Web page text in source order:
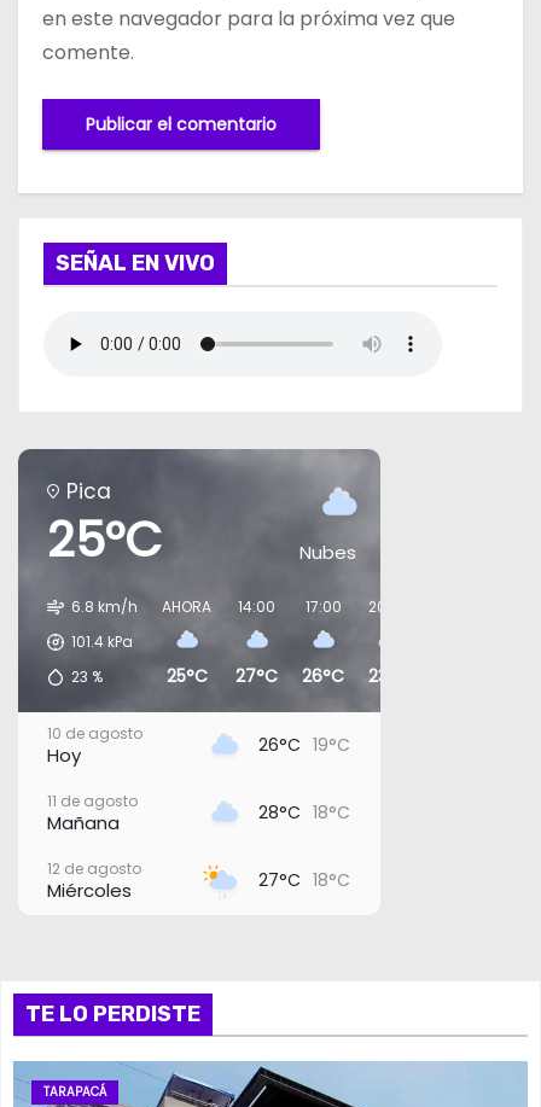
en este navegador para la próxima vez que
comente.
SEÑAL EN VIVO
Pica
25°C Nubes
6.8 km/h
101.4kPa
23 %
AHORA
25°C
14:00
27°C
17:00
26°C
20:00
23°C
10 de agosto
Hoy 26°C 19°C
11 de agosto
Mañana 28°C 18°C
12 de agosto
Miércoles 27°C 18°C
14 de agosto
Viernes
15 de agosto
Sábado 27°C 17°C
TE LO PERDISTE
TARAPACÁ